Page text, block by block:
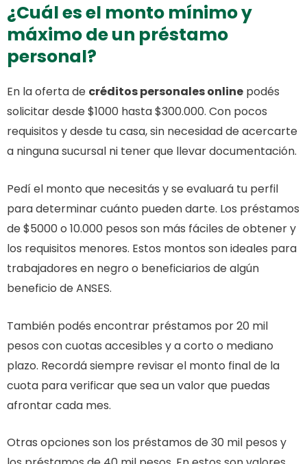
¿Cuál es el monto mínimo y
máximo de un préstamo
personal?
En la oferta de créditos personales online podés
solicitar desde $1000 hasta $300.000. Con pocos
requisitos y desde tu casa, sin necesidad de acercarte
a ninguna sucursal ni tener que llevar documentación.
Pedí el monto que necesitás y se evaluará tu perfil
para determinar cuánto pueden darte. Los préstamos
de $5000 o 10.000 pesos son más fáciles de obtener y
los requisitos menores. Estos montos son ideales para
trabajadores en negro o beneficiarios de algún
beneficio de ANSES.
También podés encontrar préstamos por 20 mil
pesos con cuotas accesibles y a corto o mediano
plazo. Recordá siempre revisar el monto final de la
cuota para verificar que sea un valor que puedas
afrontar cada mes.
Otras opciones son los préstamos de 30 mil pesos y